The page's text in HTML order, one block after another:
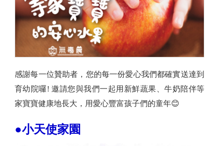
感謝每一位贊助者，您的每一份愛心我們都確實送達到
育幼院囉! 邀請您與我們一起用新鮮蔬果、牛奶陪伴等
家寶寶健康地長大，用愛心豐富孩子們的童年😊
●小天使家園